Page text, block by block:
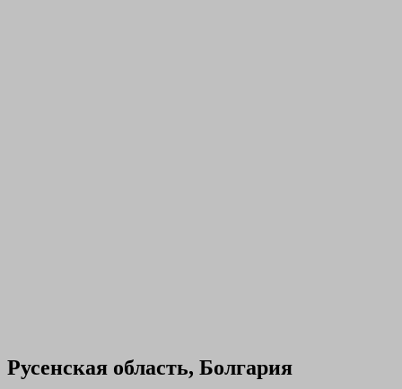
Русенская область, Болгария